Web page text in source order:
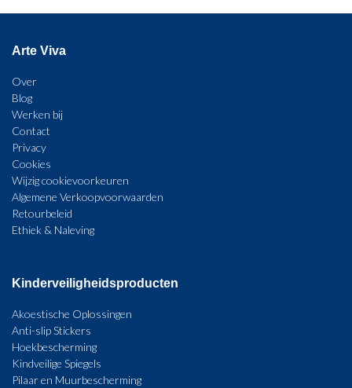
Arte Viva
Over
Blog
Werken bij
Contact
Privacy
Cookies
Wijzig cookievoorkeuren
Algemene Verkoopvoorwaarden
Retourbeleid
Ethiek & Naleving
Kinderveiligheidsproducten
Akoestische Oplossingen
Anti-slip Stickers
Hoekbescherming
Kindveilige Spiegels
Pilaar en Muurbescherming